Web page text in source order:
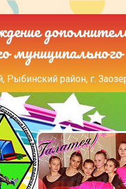
муниципального
Рыбинский район, г.